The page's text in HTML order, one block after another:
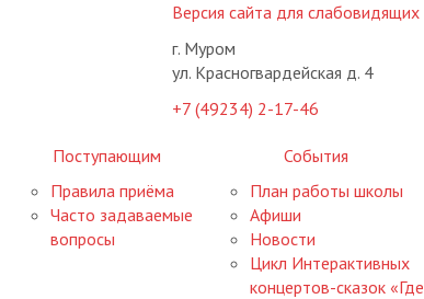
Версия сайта для слабовидящих
г. Муром
ул. Красногвардейская д. 4
+7 (49234) 2-17-46
Поступающим
Правила приёма
Часто задаваемые
вопросы
События
План работы школы
Афиши
Новости
Цикл Интерактивных
концертов-сказок «Где